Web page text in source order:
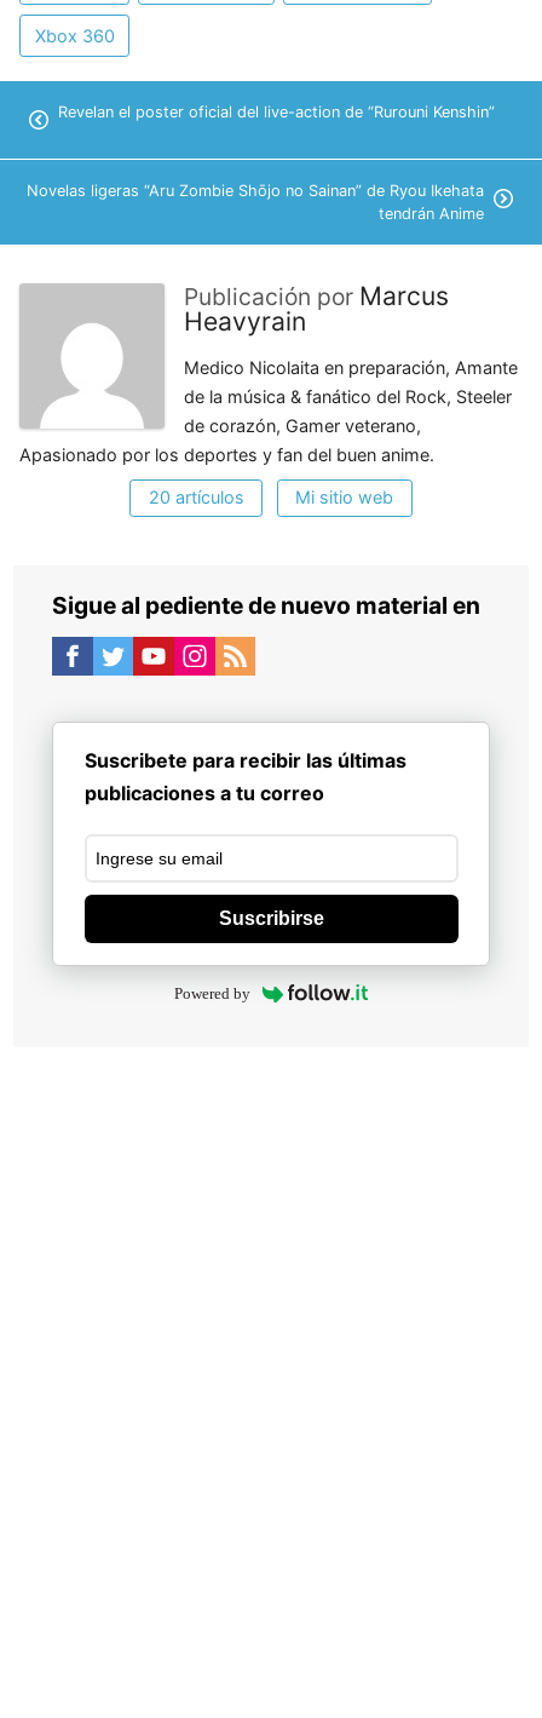
Xbox 360
Revelan el poster oficial del live-action de “Rurouni Kenshin”
Novelas ligeras “Aru Zombie Shōjo no Sainan” de Ryou Ikehata
tendrán Anime
Publicación por Marcus
Heavyrain
Medico Nicolaita en preparación, Amante
de la música & fanático del Rock, Steeler
de corazón, Gamer veterano,
Apasionado por los deportes y fan del buen anime.
20 artículos Mi sitio web
Sigue al pediente de nuevo material en
Suscribete para recibir las últimas
publicaciones a tu correo
Suscribirse
Powered by